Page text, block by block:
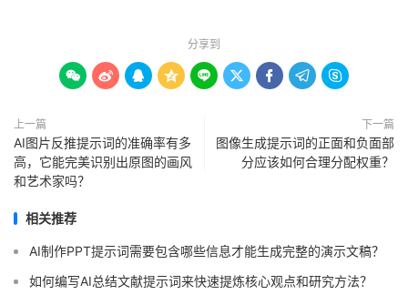
分享到
        
上一篇
AI图片反推提示词的准确率有多
高，它能完美识别出原图的画风
和艺术家吗？
下一篇
图像生成提示词的正面和负面部
分应该如何合理分配权重？
相关推荐
AI制作PPT提示词需要包含哪些信息才能生成完整的演示文稿？
如何编写AI总结文献提示词来快速提炼核心观点和研究方法？